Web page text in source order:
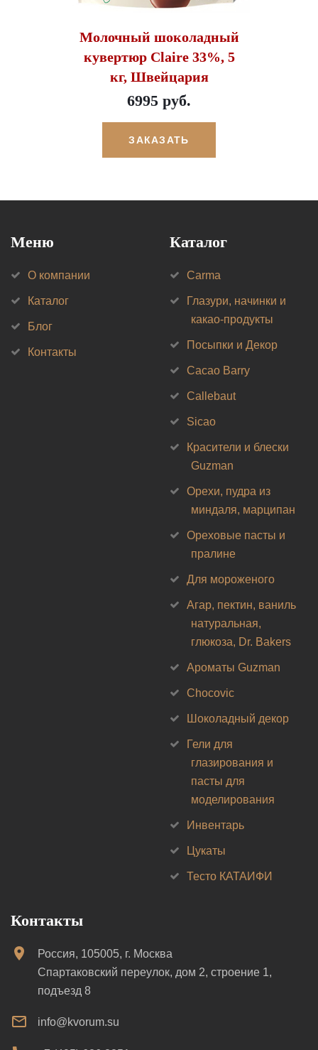
Молочный шоколадный
кувертюр Claire 33%, 5
кг, Швейцария
6995 руб.
ЗАКАЗАТЬ
Меню
О компании
Каталог
Блог
Контакты
Каталог
Carma
Глазури, начинки и
какао-продукты
Посыпки и Декор
Cacao Barry
Callebaut
Sicao
Красители и блески
Guzman
Орехи, пудра из
миндаля, марципан
Ореховые пасты и
пралине
Для мороженого
Агар, пектин, ваниль
натуральная,
глюкоза, Dr. Bakers
Ароматы Guzman
Chocovic
Шоколадный декор
Гели для
глазирования и
пасты для
моделирования
Инвентарь
Цукаты
Тесто КАТАИФИ
Контакты
Россия, 105005, г. Москва
Спартаковский переулок, дом 2, строение 1,
подъезд 8
info@kvorum.su